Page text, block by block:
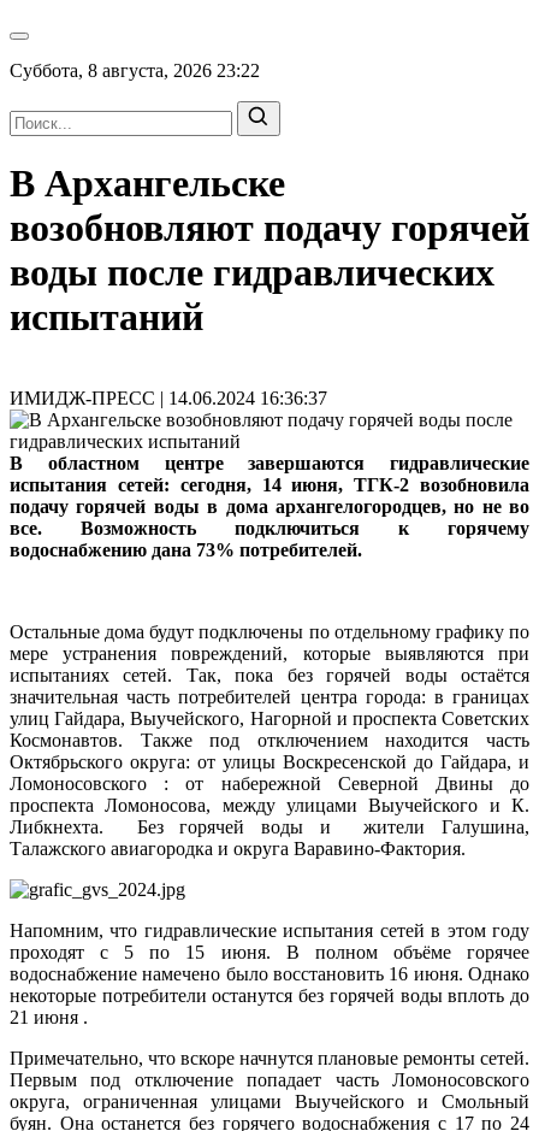
Суббота, 8 августа, 2026 23:22
В Архангельске
возобновляют подачу горячей
воды после гидравлических
испытаний
ИМИДЖ-ПРЕСС | 14.06.2024 16:36:37
В областном центре завершаются гидравлические
испытания сетей: сегодня, 14 июня, ТГК-2 возобновила
подачу горячей воды в дома архангелогородцев, но не во
все. Возможность подключиться к горячему
водоснабжению дана 73% потребителей.
Остальные дома будут подключены по отдельному графику по
мере устранения повреждений, которые выявляются при
испытаниях сетей. Так, пока без горячей воды остаётся
значительная часть потребителей центра города: в границах
улиц Гайдара, Выучейского, Нагорной и проспекта Советских
Космонавтов. Также под отключением находится часть
Октябрьского округа: от улицы Воскресенской до Гайдара, и
Ломоносовского : от набережной Северной Двины до
проспекта Ломоносова, между улицами Выучейского и К.
Либкнехта. Без горячей воды и жители Галушина,
Талажского авиагородка и округа Варавино-Фактория.
Напомним, что гидравлические испытания сетей в этом году
проходят с 5 по 15 июня. В полном объёме горячее
водоснабжение намечено было восстановить 16 июня. Однако
некоторые потребители останутся без горячей воды вплоть до
21 июня .
Примечательно, что вскоре начнутся плановые ремонты сетей.
Первым под отключение попадает часть Ломоносовского
округа, ограниченная улицами Выучейского и Смольный
буян. Она останется без горячего водоснабжения с 17 по 24